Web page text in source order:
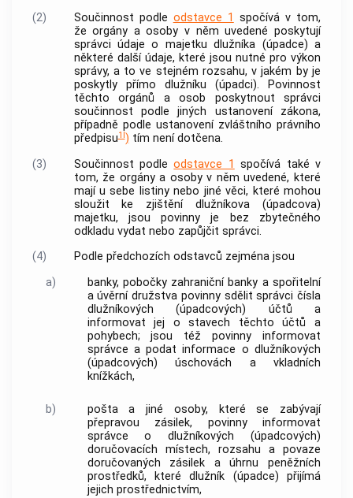
(2)
Součinnost podle odstavce 1 spočívá v tom,
že orgány a osoby v něm uvedené poskytují
správci údaje o majetku dlužníka (úpadce) a
některé další údaje, které jsou nutné pro výkon
správy, a to ve stejném rozsahu, v jakém by je
poskytly přímo dlužníku (úpadci). Povinnost
těchto orgánů a osob poskytnout správci
součinnost podle jiných ustanovení zákona,
případně podle ustanovení zvláštního právního
předpisu1l) tím není dotčena.
(3)
Součinnost podleodstavce 1 spočívá také v
tom, že orgány a osoby v něm uvedené, které
mají u sebe listiny nebo jiné věci, které mohou
sloužit ke zjištění dlužníkova (úpadcova)
majetku, jsou povinny je bez zbytečného
odkladu vydat nebo zapůjčit správci.
(4)
Podle předchozích odstavců zejména jsou
a)
banky, pobočky zahraniční banky a spořitelní
a úvěrní družstva povinny sdělit správci čísla
dlužníkových (úpadcových) účtů a
informovat jej o stavech těchto účtů a
pohybech; jsou též povinny informovat
správce a podat informace o dlužníkových
(úpadcových) úschovách a vkladních
knížkách,
b)
pošta a jiné osoby, které se zabývají
přepravou zásilek, povinny informovat
správce o dlužníkových (úpadcových)
doručovacích místech, rozsahu a povaze
doručovaných zásilek a úhrnu peněžních
prostředků, které dlužník (úpadce) přijímá
jejich prostřednictvím,